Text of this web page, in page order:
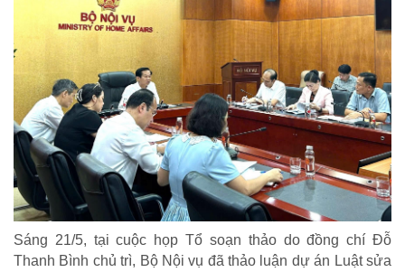
Hoạt động nhân đạo cả nước
Sáng 21/5, tại cuộc họp Tổ soạn thảo do đồng chí Đỗ
Thanh Bình chủ trì, Bộ Nội vụ đã thảo luận dự án Luật sửa